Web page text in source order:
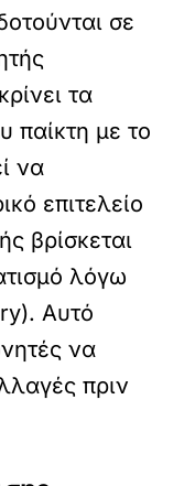
σε
τα
παίκτη με το
να
επιτελείο
βρίσκεται
λόγω
Αυτό
να
πριν